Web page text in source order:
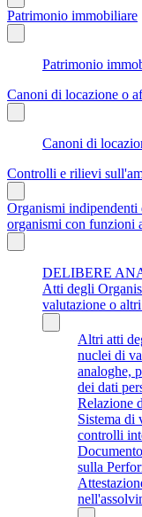
Patrimonio immobiliare
Patrimonio
Canoni di locazione o
Canoni di
Controlli e rilievi
Organismi
organismi con funzioni
DELIBERE
Atti degli
valutazione o
Altri atti
nuclei di
analoghe,
dei dati
Relazione
Sistema di
controlli
sulla